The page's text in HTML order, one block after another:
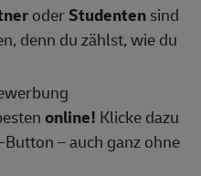
oderStudentensind
denn du zählst, wie du
online! Klicke dazu
– auch ganz ohne